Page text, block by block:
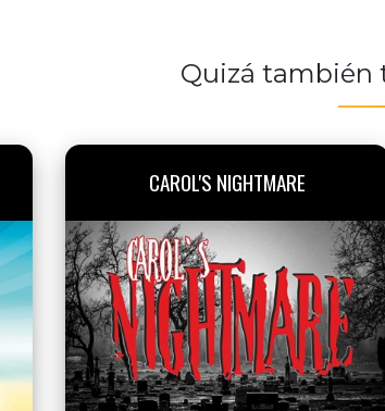
Quizá también
CAROL'S NIGHTMARE